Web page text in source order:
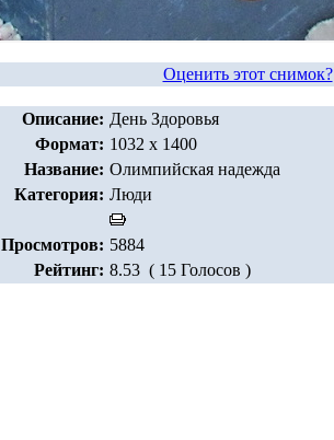
Оценить этот снимок?
Описание: День Здоровья
Формат: 1032 x 1400
Название: Олимпийская надежда
Категория: Люди
Просмотров: 5884
Рейтинг: 8.53 ( 15 Голосов )